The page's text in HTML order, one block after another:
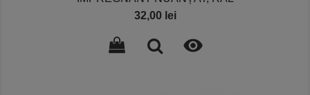
Pret
32,00 lei
